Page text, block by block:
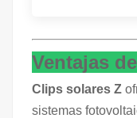
Ventajas
Clips solares Z
sistemas